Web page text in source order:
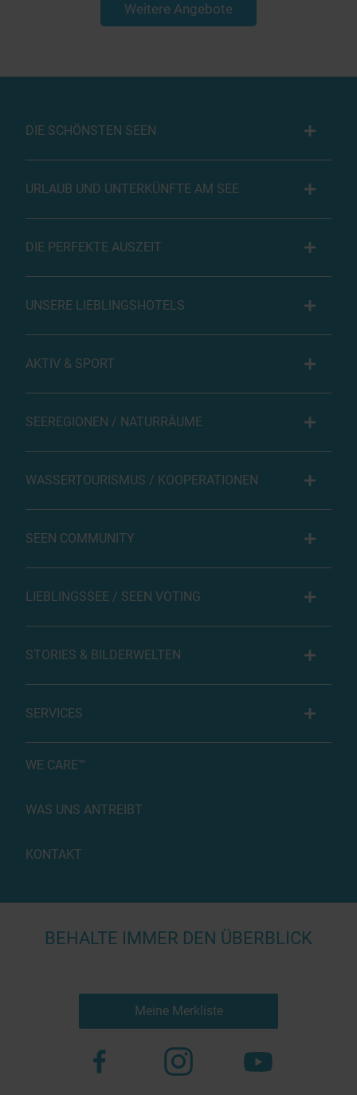
Weitere Angebote
DIE SCHÖNSTEN SEEN
URLAUB UND UNTERKÜNFTE AM SEE
DIE PERFEKTE AUSZEIT
UNSERE LIEBLINGSHOTELS
AKTIV & SPORT
SEEREGIONEN / NATURRÄUME
WASSERTOURISMUS / KOOPERATIONEN
SEEN COMMUNITY
LIEBLINGSSEE / SEEN VOTING
STORIES & BILDERWELTEN
SERVICES
WE CARE™
WAS UNS ANTREIBT
KONTAKT
BEHALTE IMMER DEN ÜBERBLICK
Meine Merkliste